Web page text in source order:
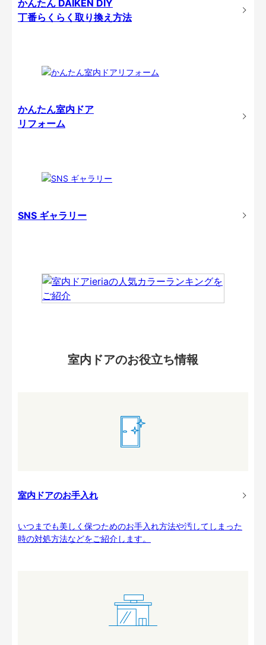
かんたん DAIKEN DIY
丁番らくらく取り換え方法
かんたん室内ドア
リフォーム
SNS ギャラリー
室内ドアのお役立ち情報
室内ドアのお手入れ
いつまでも美しく保つためのお手入れ方法や汚してしまった
時の対処方法などをご紹介します。